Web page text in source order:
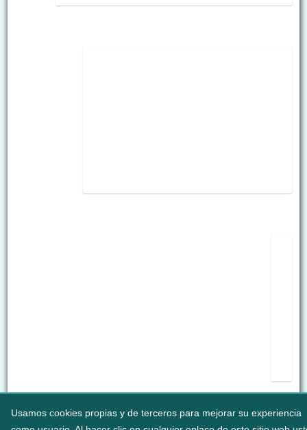
Usamos cookies propias y de terceros para mejorar su experiencia